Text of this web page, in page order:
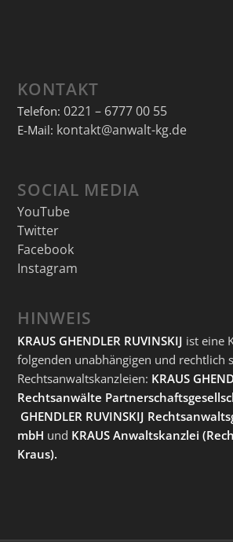
KONTAKT
Telefon: 0221 – 6777 00 55
E-Mail: kontakt@anwalt-kg.de
SOCIAL MEDIA
YouTube
Twitter
Facebook
Instagram
HINWEIS
KRAUS GHENDLER RUVINSKIJ ist eine
folgenden unabhängigen und rechtlich
Rechtsanwaltskanzleien: KRAUS
Rechtsanwälte
GHENDLER RUVINSKIJ
mbH und KRAUS Anwaltskanzlei
Kraus).